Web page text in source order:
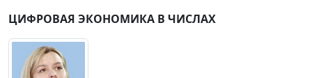
ЦИФРОВАЯ ЭКОНОМИКА В ЧИСЛАХ